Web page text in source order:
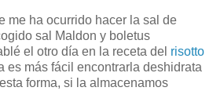
me ha ocurrido hacer la sal de
sal Maldon y boletus
el otro día en la receta del risotto
es más fácil encontrarla deshidrata
forma, si la almacenamos